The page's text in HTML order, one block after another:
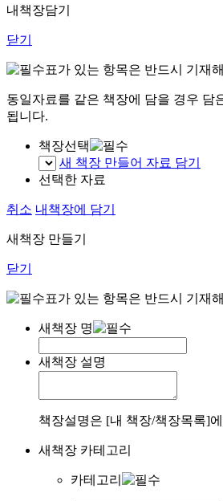
내책장담기
닫기
표가 있는 항목은 반드시 기재
동일자료를 같은 책장에 담을 경우 담
됩니다.
책장선택
새 책장 만들어 자료 담기
선택한 자료
취소 내책장에 담기
새책장 만들기
닫기
표가 있는 항목은 반드시 기재
새책장 명
새책장 설명
책장설명은 [내 책장/책장목록]
새책장 카테고리
카테고리